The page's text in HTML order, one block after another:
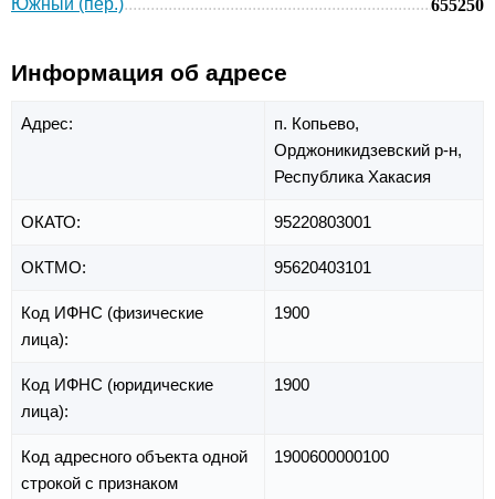
655250
Информация об адресе
Адрес:
п. Копьево,
Орджоникидзевский р-н,
Республика Хакасия
ОКАТО: 95220803001
ОКТМО: 95620403101
Код ИФНС (физические
лица):
1900
Код ИФНС (юридические
лица):
1900
Код адресного объекта одной
строкой с признаком
1900600000100